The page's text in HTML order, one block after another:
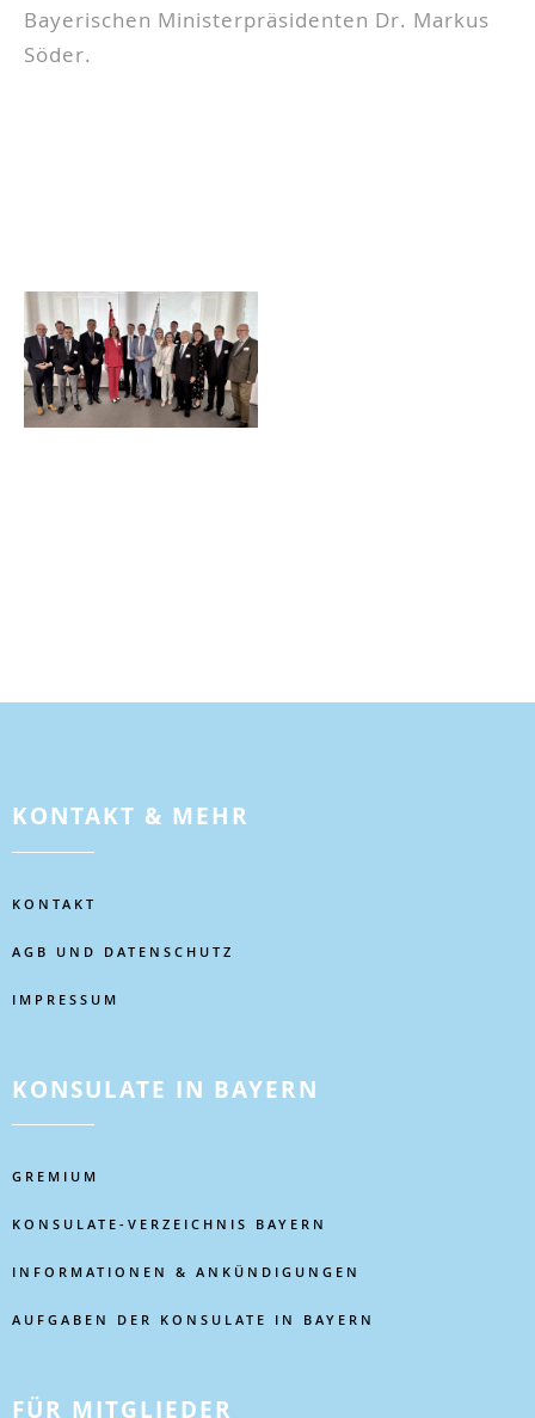
Bayerischen Ministerpräsidenten Dr. Markus
Söder.
KONTAKT & MEHR
KONTAKT
AGB UND DATENSCHUTZ
IMPRESSUM
KONSULATE IN BAYERN
GREMIUM
KONSULATE-VERZEICHNIS BAYERN
INFORMATIONEN & ANKÜNDIGUNGEN
AUFGABEN DER KONSULATE IN BAYERN
FÜR MITGLIEDER